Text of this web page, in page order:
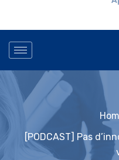
[PODCAST] Pas